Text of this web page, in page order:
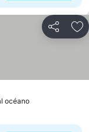
Compartir
océanoVer precios